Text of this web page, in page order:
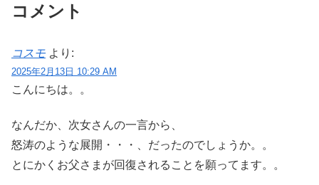
コメント
コスモ より:
2025年2月13日 10:29 AM
こんにちは。。
なんだか、次女さんの一言から、
怒涛のような展開・・・、だったのでしょうか。。
とにかくお父さまが回復されることを願ってます。。